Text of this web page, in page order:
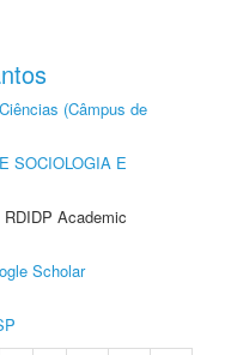
(Câmpus de
SOCIOLOGIA E
Academic
Scholar